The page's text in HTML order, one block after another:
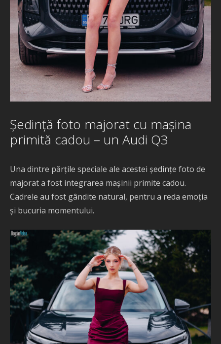
Ședință foto majorat cu mașina
primită cadou – un Audi Q3
Una dintre părțile speciale ale acestei ședințe foto de
majorat a fost integrarea mașinii primite cadou.
Cadrele au fost gândite natural, pentru a reda emoția
și bucuria momentului.